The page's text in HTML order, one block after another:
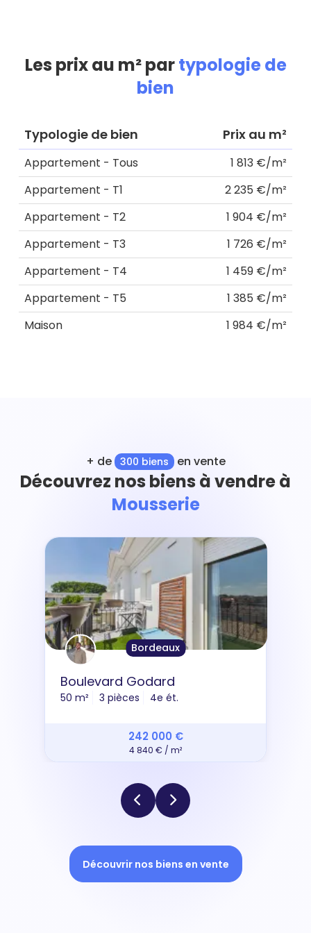
Les prix au m² partypologie de
bien
Typologie de bien Prix au m²
Appartement - Tous
1 813 €/m²
Appartement - T1
2 235 €/m²
Appartement - T2
1 904 €/m²
Appartement - T3
1 726 €/m²
Appartement - T4
1 459 €/m²
Appartement - T5
1 385 €/m²
Maison
1 984 €/m²
+ de 300 biens en vente
Découvrez nos biens à vendre à
Mousserie
Bordeaux
Boulevard Godard
50 m² 3 pièces 4e ét.
242 000 €
4 840 € / m²
Découvrir nos biens en vente